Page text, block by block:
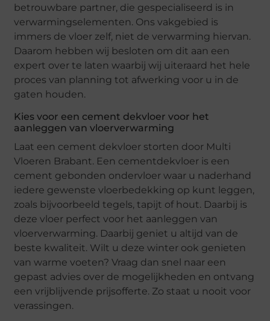
betrouwbare partner, die gespecialiseerd is in
verwarmingselementen. Ons vakgebied is
immers de vloer zelf, niet de verwarming hiervan.
Daarom hebben wij besloten om dit aan een
expert over te laten waarbij wij uiteraard het hele
proces van planning tot afwerking voor u in de
gaten houden.
Kies voor een cement dekvloer voor het
aanleggen van vloerverwarming
Laat een cement dekvloer storten door Multi
Vloeren Brabant. Een cementdekvloer is een
cement gebonden ondervloer waar u naderhand
iedere gewenste vloerbedekking op kunt leggen,
zoals bijvoorbeeld tegels, tapijt of hout. Daarbij is
deze vloer perfect voor het aanleggen van
vloerverwarming. Daarbij geniet u altijd van de
beste kwaliteit. Wilt u deze winter ook genieten
van warme voeten? Vraag dan snel naar een
gepast advies over de mogelijkheden en ontvang
een vrijblijvende prijsofferte. Zo staat u nooit voor
verassingen.